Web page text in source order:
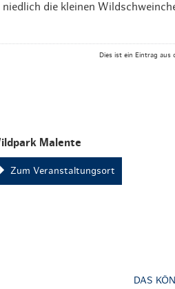
die kleinen
Dies ist ein Eintrag aus
Malente
Zum Veranstaltungsort
DAS